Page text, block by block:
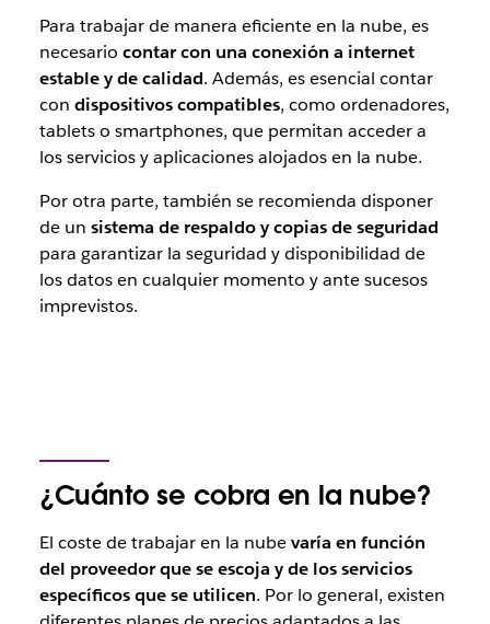
Para trabajar de manera eficiente en la nube, es
necesario contar con una conexión a internet
estable y de calidad. Además, es esencial contar
con dispositivos compatibles, como ordenadores,
tablets o smartphones, que permitan acceder a
los servicios y aplicaciones alojados en la nube.
Por otra parte, también se recomienda disponer
de un sistema de respaldo y copias de seguridad
para garantizar la seguridad y disponibilidad de
los datos en cualquier momento y ante sucesos
imprevistos.
¿Cuánto se cobra en la nube?
El coste de trabajar en la nubevaría en función
del proveedor que se escoja y de los servicios
específicos que se utilicen. Por lo general, existen